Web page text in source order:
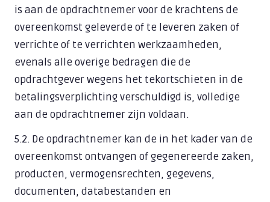
is aan de opdrachtnemer voor de krachtens de
overeenkomst geleverde of te leveren zaken of
verrichte of te verrichten werkzaamheden,
evenals alle overige bedragen die de
opdrachtgever wegens het tekortschieten in de
betalingsverplichting verschuldigd is, volledige
aan de opdrachtnemer zijn voldaan.
5.2. De opdrachtnemer kan de in het kader van de
overeenkomst ontvangen of gegenereerde zaken,
producten, vermogensrechten, gegevens,
documenten, databestanden en